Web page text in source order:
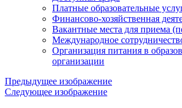
Платные образовательные
Финансово-хозяйственная
Вакантные места для приема
Международное
Организация питания в
организации
Предыдущее изображение
Следующее изображение